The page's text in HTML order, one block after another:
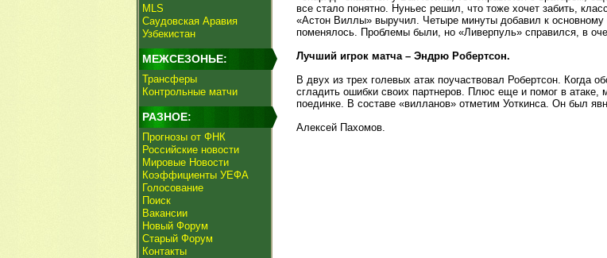
MLS
Саудовская Аравия
Узбекистан
МЕЖСЕЗОНЬЕ:
Трансферы
Контрольные матчи
РАЗНОЕ:
Прогнозы от ФНК
Российские новости
Мировые Новости
Коэффициенты УЕФА
Голосование
Поиск
Вакансии
Новый Форум
Старый Форум
Контакты
все стало понятно. Нуньес решил, что тоже хочет забить,
«Астон Виллы» выручил. Четыре минуты добавил к
поменялось. Проблемы были, но «Ливерпуль» справился, в
Лучший игрок матча – Эндрю Робертсон.
В двух из трех голевых атак поучаствовал Робертсон. Когда
сгладить ошибки своих партнеров. Плюс еще и помог в
поединке. В составе «вилланов» отметим Уоткинса. Он был
Алексей Пахомов.